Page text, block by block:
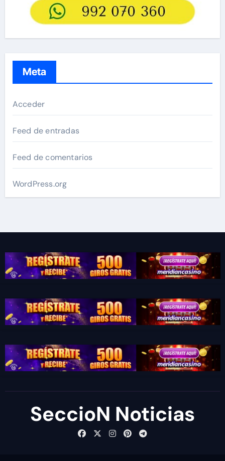
Meta
Acceder
Feed de entradas
Feed de comentarios
WordPress.org
SeccioN Noticias